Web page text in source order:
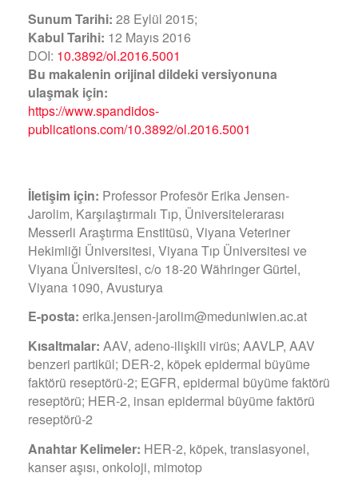
Sunum Tarihi: 28 Eylül 2015;
Kabul Tarihi: 12 Mayıs 2016
DOI: 10.3892/ol.2016.5001
Bu makalenin orijinal dildeki versiyonuna
ulaşmak için:
https://www.spandidos-
publications.com/10.3892/ol.2016.5001
İletişim için: Professor Profesör Erika Jensen-
Jarolim, Karşılaştırmalı Tıp, Üniversitelerarası
Messerli Araştırma Enstitüsü, Viyana Veteriner
Hekimliği Üniversitesi, Viyana Tıp Üniversitesi ve
Viyana Üniversitesi, c/o 18-20 Währinger Gürtel,
Viyana 1090, Avusturya
E-posta: erika.jensen-jarolim@meduniwien.ac.at
Kısaltmalar: AAV, adeno-ilişkili virüs; AAVLP, AAV
benzeri partikül; DER-2, köpek epidermal büyüme
faktörü reseptörü-2; EGFR, epidermal büyüme faktörü
reseptörü; HER-2, insan epidermal büyüme faktörü
reseptörü-2
Anahtar Kelimeler: HER-2, köpek, translasyonel,
kanser aşısı, onkoloji, mimotop